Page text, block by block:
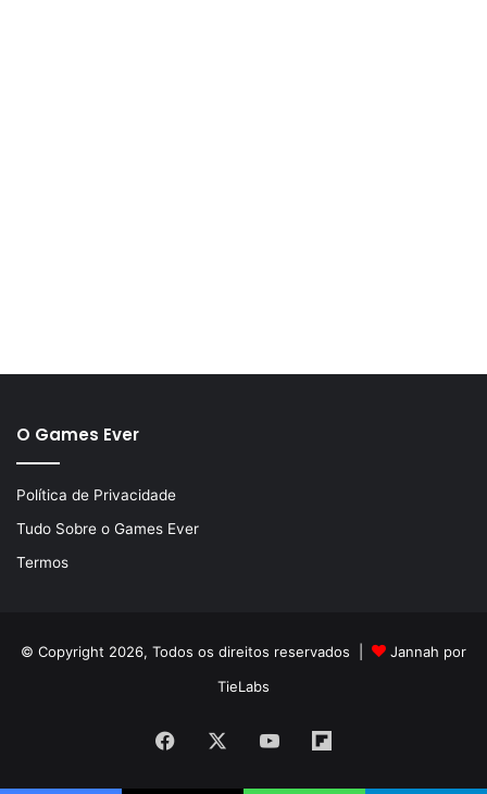
O Games Ever
Política de Privacidade
Tudo Sobre o Games Ever
Termos
© Copyright 2026, Todos os direitos reservados |
Jannah por
TieLabs
Facebook YouTubeFlipboard